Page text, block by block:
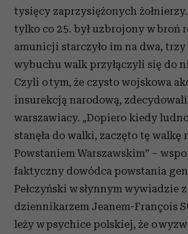
tysięcy zaprzysiężonych
tylko co 25. był uzbrojony w broń
amunicji starczyło im na dwa,
wybuchu walk przyłączyli się do
Czyli o tym, że czysto wojskowa
insurekcją narodową,
warszawiacy. „Dopiero kiedy
stanęła do walki, zaczęto tę walkę
Powstaniem Warszawskim” –
faktyczny dowódca powstania
Pełczyński w słynnym wywiadzie
dziennikarzem Jeanem-François
leży w psychice polskiej, że o